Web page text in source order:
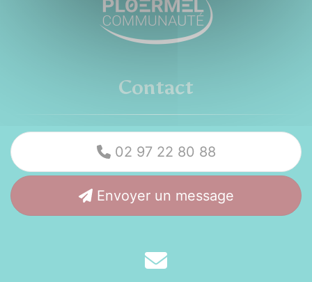
Contact
02 97 22 80 88
Envoyer un message